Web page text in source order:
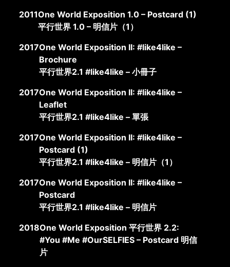
2011One World Exposition 1.0 – Postcard (1)
平行世界 1.0 – 明信片（1）
2017One World Exposition II: #like4like –
Brochure
平行世界2.1 #like4like – 小冊子
2017One World Exposition II: #like4like –
Leaflet
平行世界2.1 #like4like – 單張
2017One World Exposition II: #like4like –
Postcard (1)
平行世界2.1 #like4like – 明信片（1）
2017One World Exposition II: #like4like –
Postcard
平行世界2.1 #like4like – 明信片
2018One World Exposition 平行世界 2.2:
#You #Me #OurSELFIES – Postcard 明信
片